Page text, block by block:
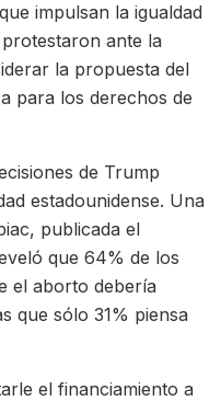
impulsan la igualdad
ante la
la propuesta del
para los derechos de
de Trump
estadounidense. Una
publicada el
que 64% de los
el aborto debería
que sólo 31% piensa
el financiamiento a